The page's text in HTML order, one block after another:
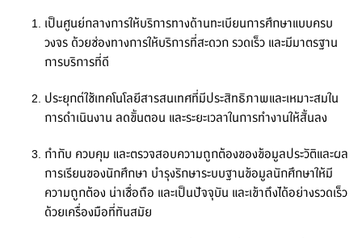
เป็นศูนย์กลางการให้บริการทางด้านทะเบียนการศึกษาแบบครบ
วงจร ด้วยช่องทางการให้บริการที่สะดวก รวดเร็ว และมีมาตรฐาน
การบริการที่ดี
ประยุกต์ใช้เทคโนโลยีสารสนเทศที่มีประสิทธิภาพและเหมาะสมใน
การดำเนินงาน ลดขั้นตอน และระยะเวลาในการทำงานให้สั้นลง
กำกับ ควบคุม และตรวจสอบความถูกต้องของข้อมูลประวัติและผล
การเรียนของนักศึกษา บำรุงรักษาระบบฐานข้อมูลนักศึกษาให้มี
ความถูกต้อง น่าเชื่อถือ และเป็นปัจจุบัน และเข้าถึงได้อย่างรวดเร็ว
ด้วยเครื่องมือที่ทันสมัย